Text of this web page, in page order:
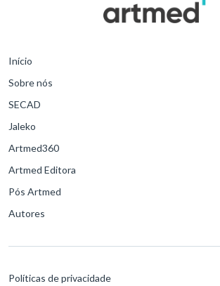
Início
Sobre nós
SECAD
Jaleko
Artmed360
Artmed Editora
Pós Artmed
Autores
Políticas de privacidade